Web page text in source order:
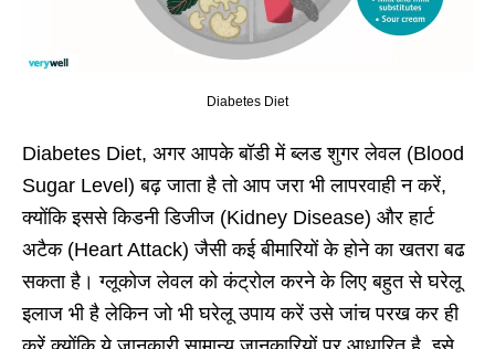
Diabetes Diet
Diabetes Diet, अगर आपके बॉडी में ब्लड शुगर लेवल (Blood
Sugar Level) बढ़ जाता है तो आप जरा भी लापरवाही न करें,
क्योंकि इससे किडनी डिजीज (Kidney Disease) और हार्ट
अटैक (Heart Attack) जैसी कई बीमारियों के होने का खतरा बढ
सकता है। ग्लूकोज लेवल को कंट्रोल करने के लिए बहुत से घरेलू
इलाज भी है लेकिन जो भी घरेलू उपाय करें उसे जांच परख कर ही